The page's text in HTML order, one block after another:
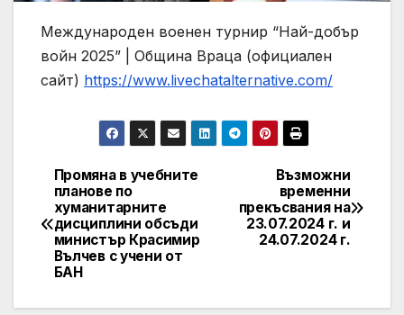
Международен военен турнир “Най-добър
войн 2025” | Община Враца (официален
сайт) https://www.livechatalternative.com/
Post
navigation
Възможни
временни
прекъсвания на
23.07.2024 г. и
24.07.2024 г.
Промяна в учебните
планове по
хуманитарните
дисциплини обсъди
министър Красимир
Вълчев с учени от
БАН